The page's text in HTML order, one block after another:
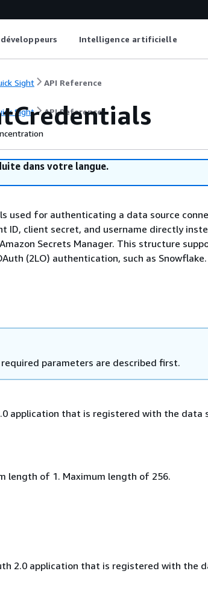
Intelligence artificielle
Sight API Reference
Sight API Reference
dans votre langue.
used for authenticating a data source
ID, client secret, and username directly
Secrets Manager. This structure
(2LO) authentication, such as Snowflake.
parameters are described first.
application that is registered with the data
length of 1. Maximum length of 256.
2.0 application that is registered with the